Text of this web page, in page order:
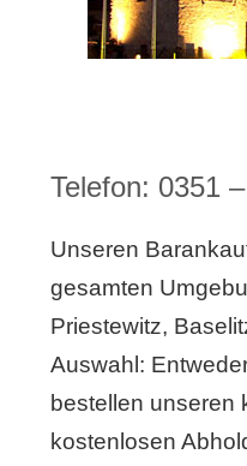
Telefon: 0351
Unseren
gesamten
Priestewitz,
Auswahl:
bestellen unseren
kostenlosen